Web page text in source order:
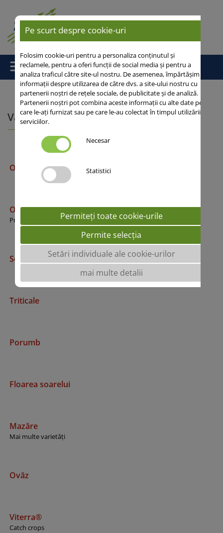
Va rugam alege cultura
Orz toamnă
Orzoaică de primăvară
Primavară
Secară
Triticale
Porumb
Floarea soarelui
Mazăre
Mai multe varietăți
Ovăz
Viterra®
Catch crops
Pe scurt despre cookie-uri
Folosim cookie-uri pentru a personaliza conținutul și
reclamele, pentru a oferi funcții de social media și pentru a
analiza traficul către site-ul nostru. De asemenea, împărtășim
informații despre utilizarea de către dvs. a site-ului nostru cu
partenerii noștri de rețele sociale, de publicitate și de analiză.
Partenerii noștri pot combina aceste informații cu alte date pe
care le-ați furnizat sau pe care le-au colectat în timpul utilizării
serviciilor.
Necesar
Statistici
Permiteți toate cookie-urile
Permite selecția
Setări individuale ale cookie-urilor
mai multe detalii